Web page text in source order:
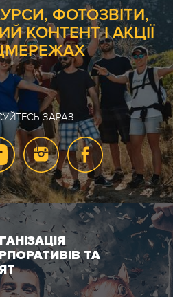
ФОТОЗВІТИ,
КОНТЕНТ І АКЦІЇ
ЗАРАЗ
ТА